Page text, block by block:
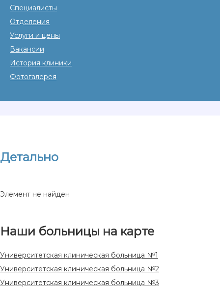
Детально
Элемент не найден
Наши больницы на карте
Университетская клиническая больница №1
Университетская клиническая больница №2
Университетская клиническая больница №3
Специалисты
Отделения
Услуги и цены
Вакансии
История клиники
Фотогалерея